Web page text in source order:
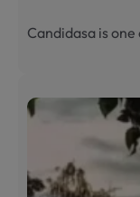
Candidasa is